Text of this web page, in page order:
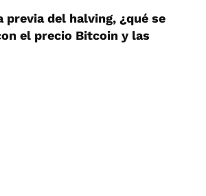
previadel halving, ¿qué se
el precio Bitcoin y las